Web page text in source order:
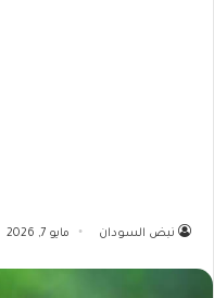
نبض السودان مايو 7, 2026